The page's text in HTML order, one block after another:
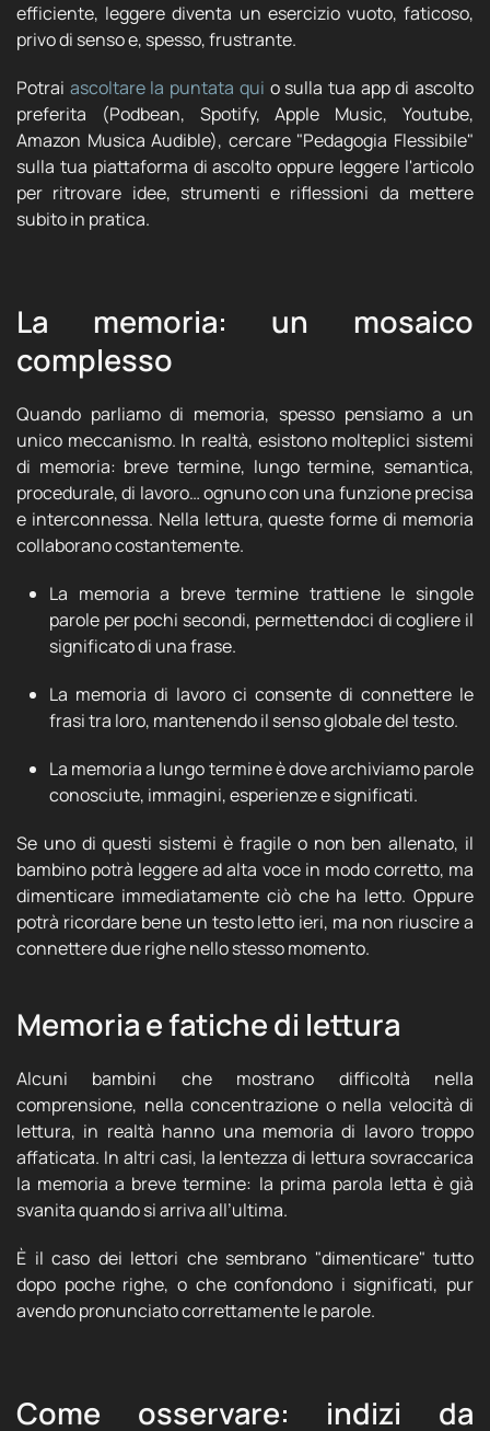
efficiente, leggere diventa un esercizio vuoto, faticoso,
privo di senso e, spesso, frustrante.
Potrai ascoltare la puntata qui o sulla tua app di ascolto
preferita (Podbean, Spotify, Apple Music, Youtube,
Amazon Musica Audible), cercare "Pedagogia Flessibile"
sulla tua piattaforma di ascolto oppure leggere l'articolo
per ritrovare idee, strumenti e riflessioni da mettere
subito in pratica.
La memoria: un mosaico
complesso
Quando parliamo di memoria, spesso pensiamo a un
unico meccanismo. In realtà, esistono molteplici sistemi
di memoria: breve termine, lungo termine, semantica,
procedurale, di lavoro… ognuno con una funzione precisa
e interconnessa. Nella lettura, queste forme di memoria
collaborano costantemente.
La memoria a breve termine trattiene le singole
parole per pochi secondi, permettendoci di cogliere il
significato di una frase.
La memoria di lavoro ci consente di connettere le
frasi tra loro, mantenendo il senso globale del testo.
La memoria a lungo termine è dove archiviamo parole
conosciute, immagini, esperienze e significati.
Se uno di questi sistemi è fragile o non ben allenato, il
bambino potrà leggere ad alta voce in modo corretto, ma
dimenticare immediatamente ciò che ha letto. Oppure
potrà ricordare bene un testo letto ieri, ma non riuscire a
connettere due righe nello stesso momento.
Memoria e fatiche di lettura
Alcuni bambini che mostrano difficoltà nella
comprensione, nella concentrazione o nella velocità di
lettura, in realtà hanno una memoria di lavoro troppo
affaticata. In altri casi, la lentezza di lettura sovraccarica
la memoria a breve termine: la prima parola letta è già
svanita quando si arriva all’ultima.
È il caso dei lettori che sembrano "dimenticare" tutto
dopo poche righe, o che confondono i significati, pur
avendo pronunciato correttamente le parole.
Come osservare: indizi da